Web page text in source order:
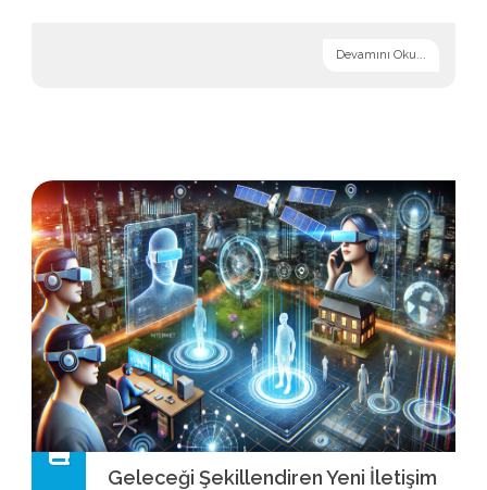
Devamını Oku...
Geleceği Şekillendiren Yeni İletişim